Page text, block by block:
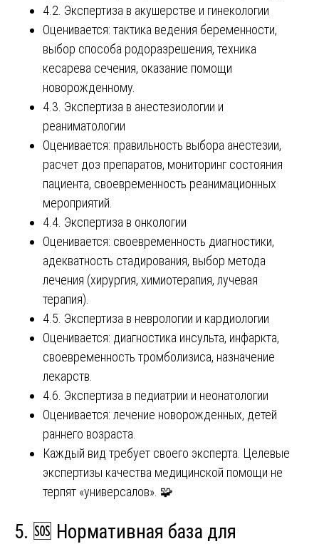
4.2. Экспертиза в акушерстве и гинекологии
Оценивается: тактика ведения беременности,
выбор способа родоразрешения, техника
кесарева сечения, оказание помощи
новорожденному.
4.3. Экспертиза в анестезиологии и
реаниматологии
Оценивается: правильность выбора анестезии,
расчет доз препаратов, мониторинг состояния
пациента, своевременность реанимационных
мероприятий.
4.4. Экспертиза в онкологии
Оценивается: своевременность диагностики,
адекватность стадирования, выбор метода
лечения (хирургия, химиотерапия, лучевая
терапия).
4.5. Экспертиза в неврологии и кардиологии
Оценивается: диагностика инсульта, инфаркта,
своевременность тромболизиса, назначение
лекарств.
4.6. Экспертиза в педиатрии и неонатологии
Оценивается: лечение новорожденных, детей
раннего возраста.
Каждый вид требует своего эксперта. Целевые
экспертизы качества медицинской помощи не
терпят «универсалов». 🧩
5. 🆘 Нормативная база для